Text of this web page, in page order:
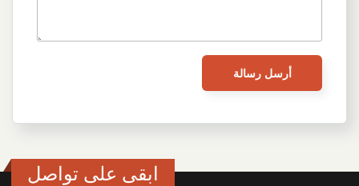
ابقى على تواصل